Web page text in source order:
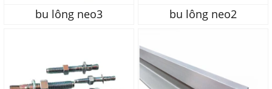
bu lông neo3 bu lông neo2